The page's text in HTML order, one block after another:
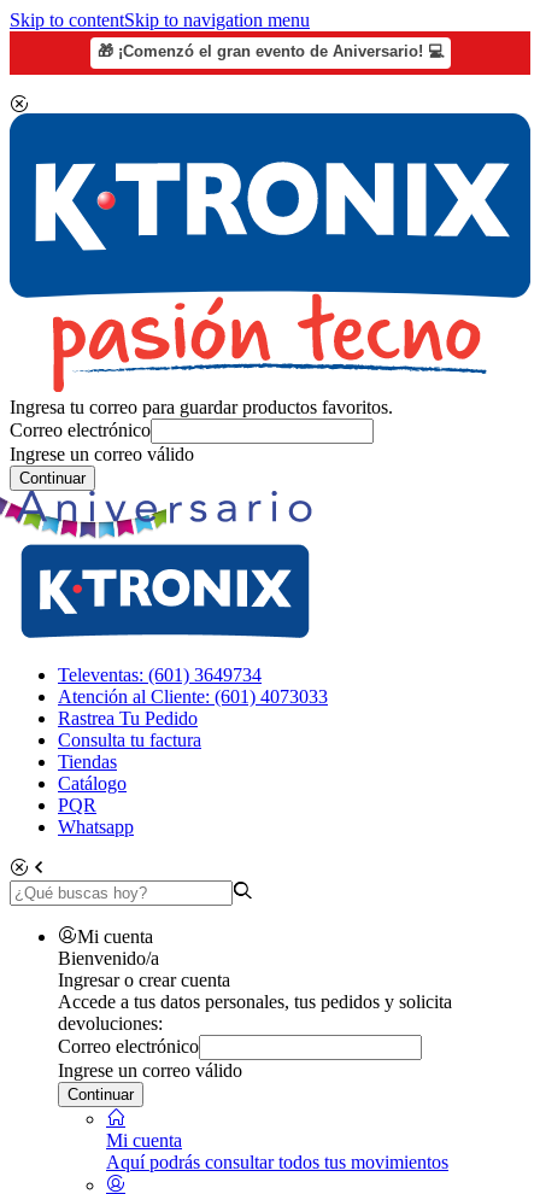
Skip to contentSkip to navigation menu
🎁 ¡Comenzó el gran evento de Aniversario! 💻
Ingresa tu correo para guardar productos favoritos.
Correo electrónico
Ingrese un correo válido
Continuar
Televentas: (601) 3649734
Atención al Cliente: (601) 4073033
Rastrea Tu Pedido
Consulta tu factura
Tiendas
Catálogo
PQR
Whatsapp
Mi cuenta
Bienvenido/a
Ingresar o crear cuenta
Accede a tus datos personales, tus pedidos y solicita
devoluciones:
Correo electrónico
Ingrese un correo válido
Continuar
Mi cuenta
Aquí podrás consultar todos tus movimientos